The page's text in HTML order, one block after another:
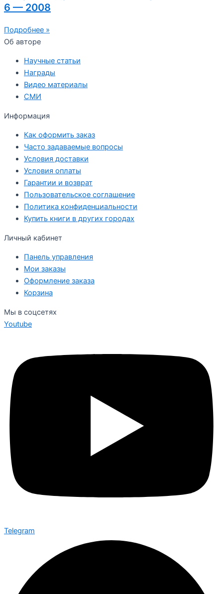
6 — 2008
Подробнее »
Об авторе
Научные статьи
Награды
Видео материалы
СМИ
Информация
Как оформить заказ
Часто задаваемые вопросы
Условия доставки
Условия оплаты
Гарантии и возврат
Пользовательское соглашение
Политика конфиденциальности
Купить книги в других городах
Личный кабинет
Панель управления
Мои заказы
Оформление заказа
Корзина
Мы в соцсетях
Youtube
Telegram